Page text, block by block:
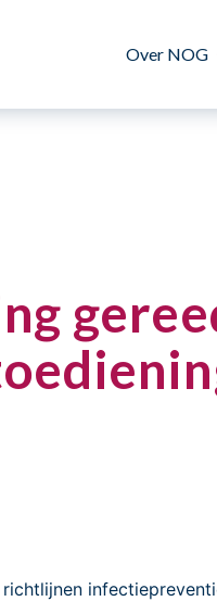
Over NOG